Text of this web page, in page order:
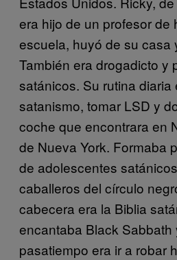
era hijo de un profesor de
escuela, huyó de su casa
También era drogadicto y
satánicos. Su rutina diaria
satanismo, tomar LSD y
coche que encontrara en
de Nueva York. Formaba
de adolescentes
caballeros del círculo
cabecera era la Biblia
encantaba Black Sabbath
pasatiempo era ir a robar